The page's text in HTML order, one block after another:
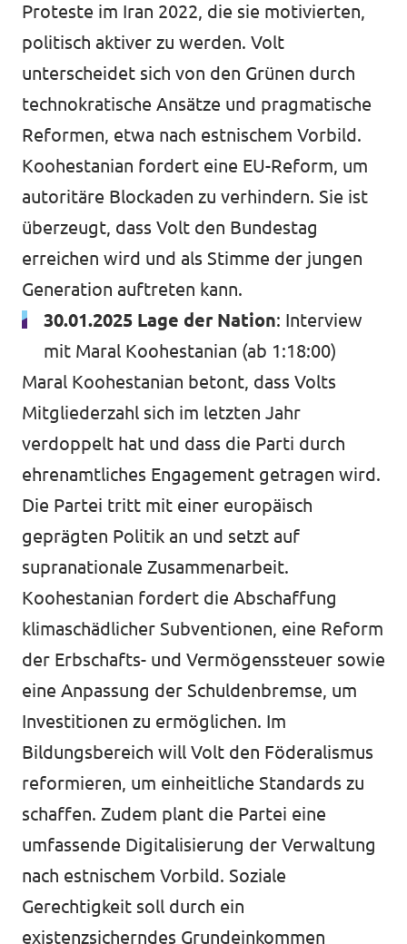
Proteste im Iran 2022, die sie motivierten,
politisch aktiver zu werden. Volt
unterscheidet sich von den Grünen durch
technokratische Ansätze und pragmatische
Reformen, etwa nach estnischem Vorbild.
Koohestanian fordert eine EU-Reform, um
autoritäre Blockaden zu verhindern. Sie ist
überzeugt, dass Volt den Bundestag
erreichen wird und als Stimme der jungen
Generation auftreten kann.
30.01.2025 Lage der Nation: Interview
mit Maral Koohestanian (ab 1:18:00)
Maral Koohestanian betont, dass Volts
Mitgliederzahl sich im letzten Jahr
verdoppelt hat und dass die Parti durch
ehrenamtliches Engagement getragen wird.
Die Partei tritt mit einer europäisch
geprägten Politik an und setzt auf
supranationale Zusammenarbeit.
Koohestanian fordert die Abschaffung
klimaschädlicher Subventionen, eine Reform
der Erbschafts- und Vermögenssteuer sowie
eine Anpassung der Schuldenbremse, um
Investitionen zu ermöglichen. Im
Bildungsbereich will Volt den Föderalismus
reformieren, um einheitliche Standards zu
schaffen. Zudem plant die Partei eine
umfassende Digitalisierung der Verwaltung
nach estnischem Vorbild. Soziale
Gerechtigkeit soll durch ein
existenzsicherndes Grundeinkommen